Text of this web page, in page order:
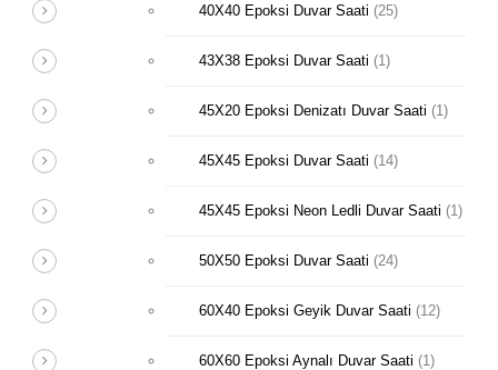
40X40 Epoksi Duvar Saati (25)
43X38 Epoksi Duvar Saati (1)
45X20 Epoksi Denizatı Duvar Saati (1)
45X45 Epoksi Duvar Saati (14)
45X45 Epoksi Neon Ledli Duvar Saati (1)
50X50 Epoksi Duvar Saati (24)
60X40 Epoksi Geyik Duvar Saati (12)
60X60 Epoksi Aynalı Duvar Saati (1)